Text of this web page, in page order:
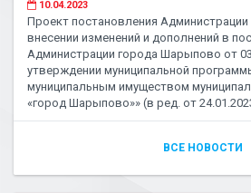
10.04.2023
Проект постановления
внесении изменений и дополнений в
Администрации города Шарыпово от
утверждении муниципальной
муниципальным имуществом
«город Шарыпово»» (в ред. от
ВСЕ НОВОСТИ